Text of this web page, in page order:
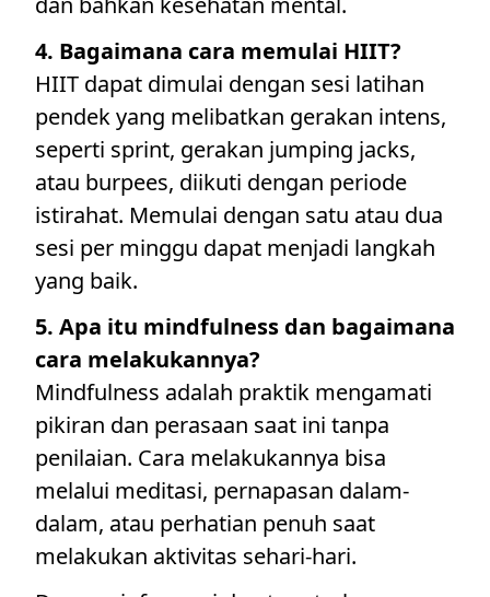
4. Bagaimana cara memulai HIIT?
HIIT dapat dimulai dengan sesi latihan
pendek yang melibatkan gerakan intens,
seperti sprint, gerakan jumping jacks,
atau burpees, diikuti dengan periode
istirahat. Memulai dengan satu atau dua
sesi per minggu dapat menjadi langkah
yang baik.
5. Apa itu mindfulness dan bagaimana
cara melakukannya?
Mindfulness adalah praktik mengamati
pikiran dan perasaan saat ini tanpa
penilaian. Cara melakukannya bisa
melalui meditasi, pernapasan dalam-
dalam, atau perhatian penuh saat
melakukan aktivitas sehari-hari.